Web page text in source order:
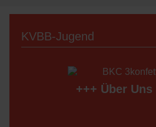
KVBB-Jugend
+++ Über Uns